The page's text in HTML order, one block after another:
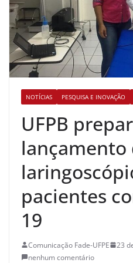
NOTÍCIAS PESQUISA E INOVAÇÃO
UFPB
lançamento
pacientes
19
Comunicação Fade-UFPE
23
nenhum comentário